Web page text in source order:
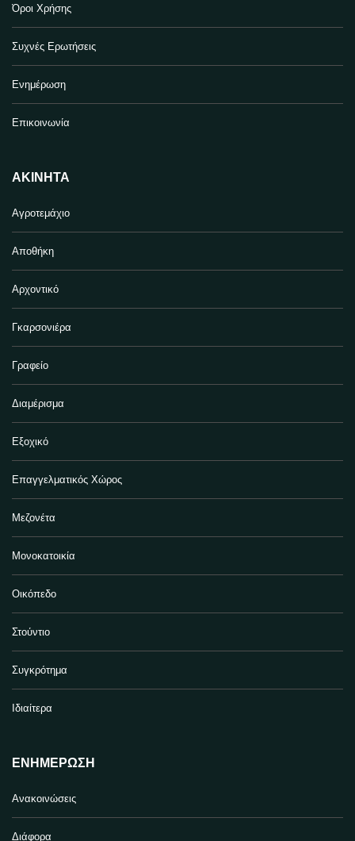
Όροι Χρήσης
Συχνές Ερωτήσεις
Ενημέρωση
Επικοινωνία
ΑΚΊΝΗΤΑ
Αγροτεμάχιο
Αποθήκη
Αρχοντικό
Γκαρσονιέρα
Γραφείο
Διαμέρισμα
Εξοχικό
Επαγγελματικός Χώρος
Μεζονέτα
Μονοκατοικία
Οικόπεδο
Στούντιο
Συγκρότημα
Ιδιαίτερα
ΕΝΗΜΈΡΩΣΗ
Ανακοινώσεις
Διάφορα